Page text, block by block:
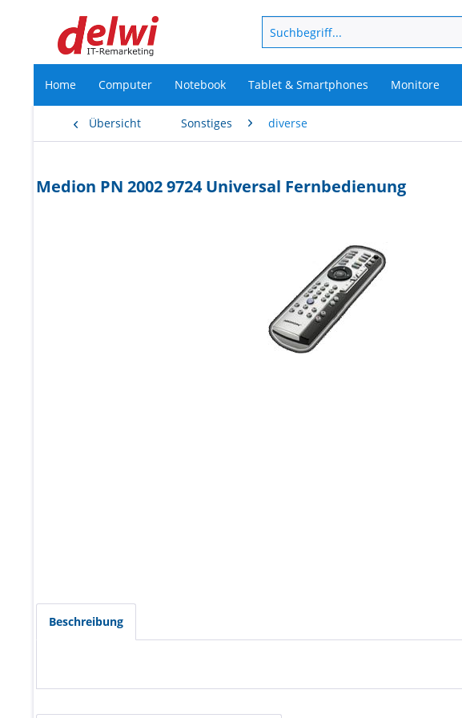
Home Computer Notebook Tablet & Smartphones Monitore
Übersicht Sonstiges diverse
Medion PN 2002 9724 Universal Fernbedienung
Beschreibung